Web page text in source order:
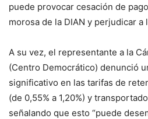
puede provocar cesación de
morosa de la DIAN y perjudicar a
A su vez, el representante a la
(Centro Democrático) denunció
significativo en las tarifas de
(de 0,55% a 1,20%) y
señalando que esto “puede